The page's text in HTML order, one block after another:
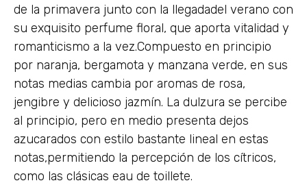
de la primavera junto con la llegadadel verano con
su exquisito perfume floral, que aporta vitalidad y
romanticismo a la vez.Compuesto en principio
por naranja, bergamota y manzana verde, en sus
notas medias cambia por aromas de rosa,
jengibre y delicioso jazmín. La dulzura se percibe
al principio, pero en medio presenta dejos
azucarados con estilo bastante lineal en estas
notas,permitiendo la percepción de los cítricos,
como las clásicas eau de toillete.